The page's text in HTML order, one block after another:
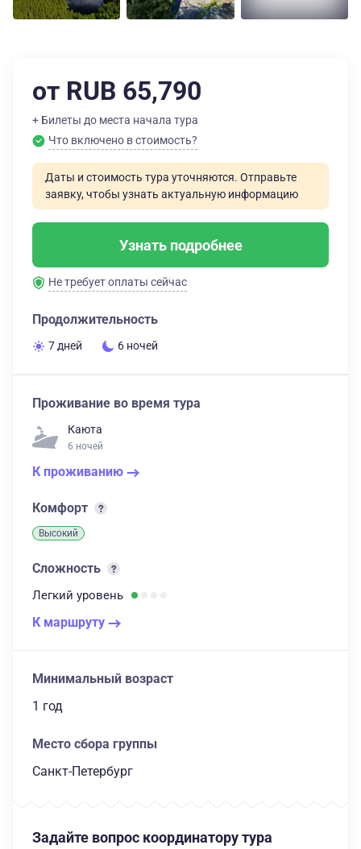
от RUB 65,790
+ Билеты до места начала тура
Что включено в стоимость?
Даты и стоимость тура уточняются. Отправьте
заявку, чтобы узнать актуальную информацию
Узнать подробнее
Не требует оплаты сейчас
Продолжительность
7 дней 6 ночей
Проживание во время тура
Каюта
6 ночей
К проживанию
Комфорт
Высокий
Сложность
Легкий уровень
К маршруту
Минимальный возраст
1 год
Место сбора группы
Санкт-Петербург
Задайте вопрос координатору тура